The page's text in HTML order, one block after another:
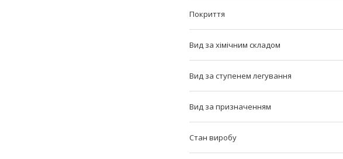
Покриття
Вид за хімічним складом
Вид за ступенем легування
Вид за призначенням
Стан виробу